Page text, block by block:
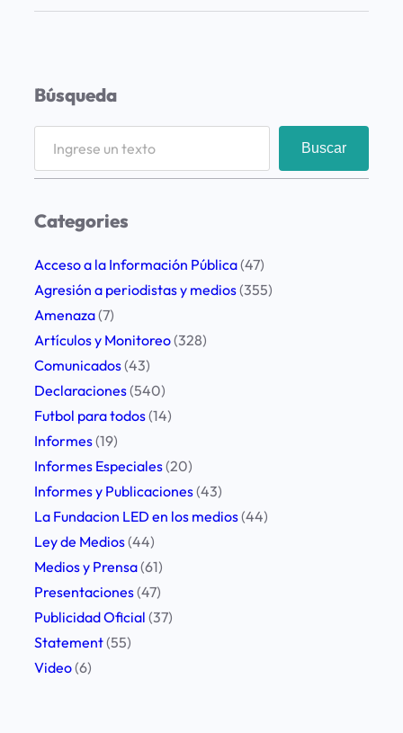
n
a
t
r
b
a
a
s
d
e
s
Búsqueda
r
h
Buscar
Categories
Acceso a la Información Pública(47)
Agresión a periodistas y medios(355)
Amenaza(7)
Artículos y Monitoreo(328)
Comunicados(43)
Declaraciones(540)
Futbol para todos(14)
Informes(19)
Informes Especiales(20)
Informes y Publicaciones(43)
La Fundacion LED en los medios(44)
Ley de Medios(44)
Medios y Prensa(61)
Presentaciones(47)
Publicidad Oficial (37)
Statement(55)
Video(6)